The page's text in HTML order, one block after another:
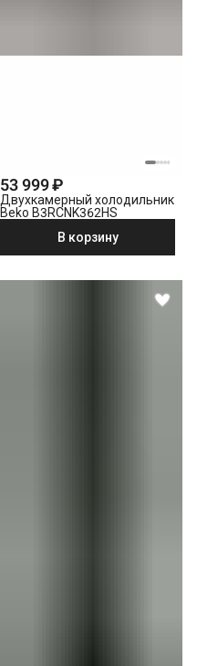
53 999 ₽
Двухкамерный холодильник
Beko B3RCNK362HS
В корзину